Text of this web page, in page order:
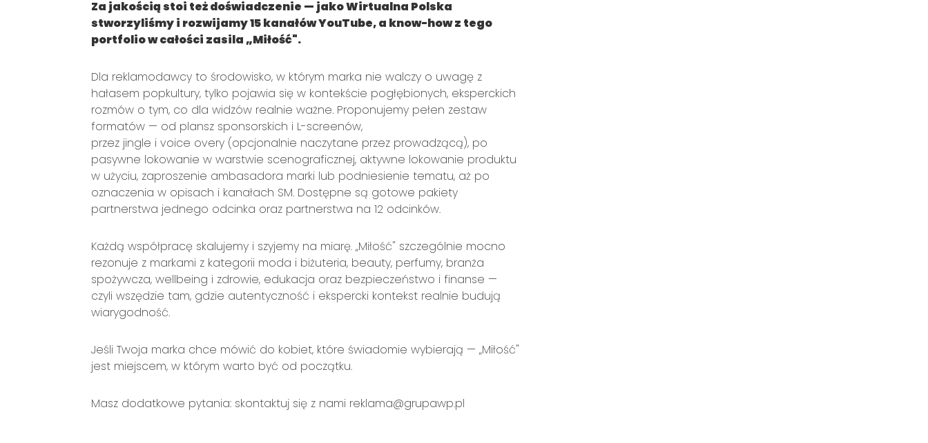
Za jakością stoi też doświadczenie — jako Wirtualna Polska
stworzyliśmy i rozwijamy 15 kanałów YouTube, a know-how z tego
portfolio w całości zasila „Miłość".
Dla reklamodawcy to środowisko, w którym marka nie walczy o uwagę z
hałasem popkultury, tylko pojawia się w kontekście pogłębionych, eksperckich
rozmów o tym, co dla widzów realnie ważne. Proponujemy pełen zestaw
formatów — od plansz sponsorskich i L-screenów,
przez jingle i voice overy (opcjonalnie naczytane przez prowadzącą), po
pasywne lokowanie w warstwie scenograficznej, aktywne lokowanie produktu
w użyciu, zaproszenie ambasadora marki lub podniesienie tematu, aż po
oznaczenia w opisach i kanałach SM. Dostępne są gotowe pakiety
partnerstwa jednego odcinka oraz partnerstwa na 12 odcinków.
Każdą współpracę skalujemy i szyjemy na miarę. „Miłość" szczególnie mocno
rezonuje z markami z kategorii moda i biżuteria, beauty, perfumy, branża
spożywcza, wellbeing i zdrowie, edukacja oraz bezpieczeństwo i finanse —
czyli wszędzie tam, gdzie autentyczność i ekspercki kontekst realnie budują
wiarygodność.
Jeśli Twoja marka chce mówić do kobiet, które świadomie wybierają — „Miłość"
jest miejscem, w którym warto być od początku.
Masz dodatkowe pytania: skontaktuj się z nami reklama@grupawp.pl